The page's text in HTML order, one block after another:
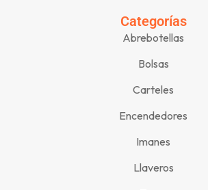
Categorías
Abrebotellas
Bolsas
Carteles
Encendedores
Imanes
Llaveros